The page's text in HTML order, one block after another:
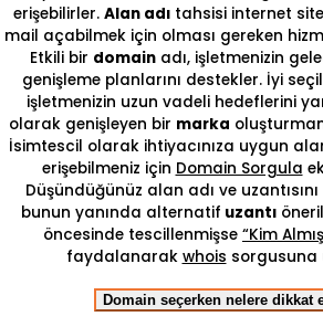
erişebilirler. Alan adıtahsisi internet
mail açabilmek için olması gereken
Etkili bir domainadı, işletmenizin
genişleme planlarını destekler. İyi
işletmenizin uzun vadeli hedeflerini
olarak genişleyen bir marka
İsimtescil olarak ihtiyacınıza uygun
erişebilmeniz için Domain Sorgula
Düşündüğünüz alan adı ve
bunun yanında alternatif uzantı
öncesinde tescillenmişse “Kim
faydalanarak whois sorgusuna
Domain seçerken nelere dikkat